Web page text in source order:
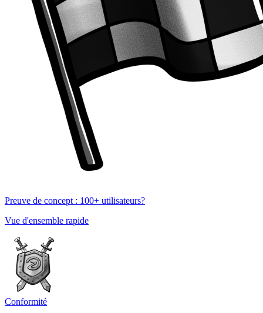
Preuve de concept : 100+ utilisateurs?
Vue d'ensemble rapide
Conformité